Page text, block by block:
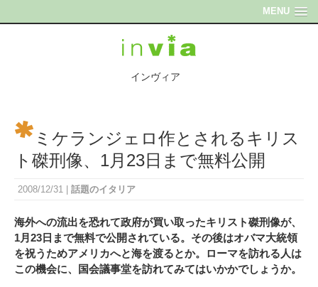
MENU
インヴィア
ミケランジェロ作とされるキリス
ト磔刑像、1月23日まで無料公開
2008/12/31 話題のイタリア
海外への流出を恐れて政府が買い取ったキリスト磔刑像が、
1月23日まで無料で公開されている。その後はオバマ大統領
を祝うためアメリカへと海を渡るとか。ローマを訪れる人は
この機会に、国会議事堂を訪れてみてはいかかでしょうか。